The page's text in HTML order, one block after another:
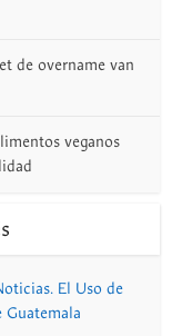
de overname van
veganos
El Uso de